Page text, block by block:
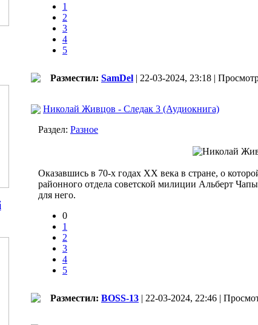
1
2
3
4
5
Разместил: SamDel | 22-03-2024, 23:18 |
Николай Живцов - Следак 3 (Аудиокнига)
Раздел: Разное
Оказавшись в 70-х годах XX века в стране, о
районного отдела советской милиции Альберт
для него.
0
1
2
3
4
5
Разместил: BOSS-13 | 22-03-2024, 22:46 |